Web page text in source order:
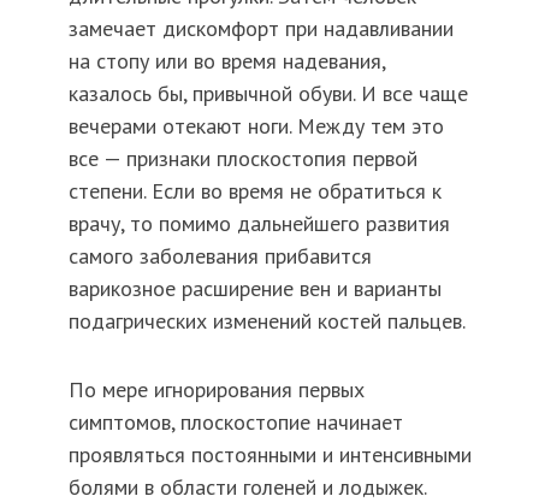
замечает дискомфорт при надавливании
на стопу или во время надевания,
казалось бы, привычной обуви. И все чаще
вечерами отекают ноги. Между тем это
все — признаки плоскостопия первой
степени. Если во время не обратиться к
врачу, то помимо дальнейшего развития
самого заболевания прибавится
варикозное расширение вен и варианты
подагрических изменений костей пальцев.
По мере игнорирования первых
симптомов, плоскостопие начинает
проявляться постоянными и интенсивными
болями в области голеней и лодыжек.